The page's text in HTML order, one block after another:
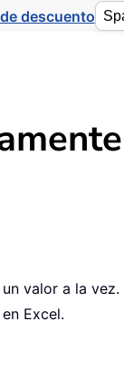
descuento
valor a la vez.
Excel.